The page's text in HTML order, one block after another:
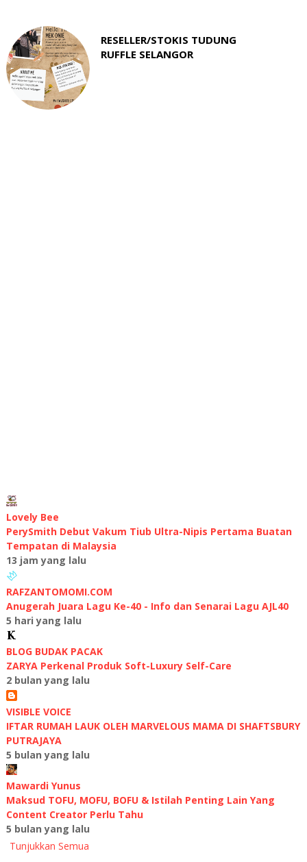
RESELLER/STOKIS TUDUNG
RUFFLE SELANGOR
Lovely Bee
PerySmith Debut Vakum Tiub Ultra-Nipis Pertama Buatan
Tempatan di Malaysia
13 jam yang lalu
RAFZANTOMOMI.COM
Anugerah Juara Lagu Ke-40 - Info dan Senarai Lagu AJL40
5 hari yang lalu
BLOG BUDAK PACAK
ZARYA Perkenal Produk Soft-Luxury Self-Care
2 bulan yang lalu
VISIBLE VOICE
IFTAR RUMAH LAUK OLEH MARVELOUS MAMA DI SHAFTSBURY
PUTRAJAYA
5 bulan yang lalu
Mawardi Yunus
Maksud TOFU, MOFU, BOFU & Istilah Penting Lain Yang
Content Creator Perlu Tahu
5 bulan yang lalu
Tunjukkan Semua